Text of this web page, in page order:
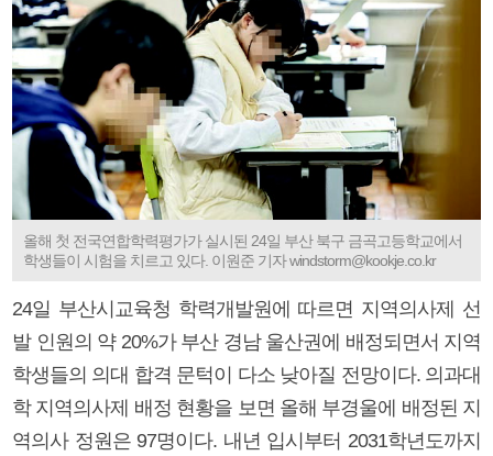
올해 첫 전국연합학력평가가 실시된 24일 부산 북구 금곡고등학교에서
학생들이 시험을 치르고 있다. 이원준 기자 windstorm@kookje.co.kr
24일 부산시교육청 학력개발원에 따르면 지역의사제 선
발 인원의 약 20%가 부산 경남 울산권에 배정되면서 지역
학생들의 의대 합격 문턱이 다소 낮아질 전망이다. 의과대
학 지역의사제 배정 현황을 보면 올해 부경울에 배정된 지
역의사 정원은 97명이다. 내년 입시부터 2031학년도까지